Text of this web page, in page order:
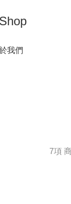
我們
7項